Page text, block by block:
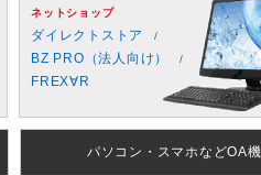
ネットショップ
ダイレクトストア
BZ PRO（法人向け）
FREX∀R
パソコン・スマホなどOA